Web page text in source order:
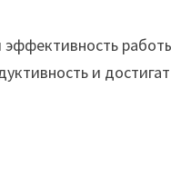
эффективность
и